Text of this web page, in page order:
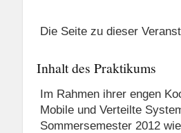
Die Seite zu dieser
Inhalt des Praktikums
Im Rahmen ihrer engen
Mobile und Verteilte
Sommersemester 2012